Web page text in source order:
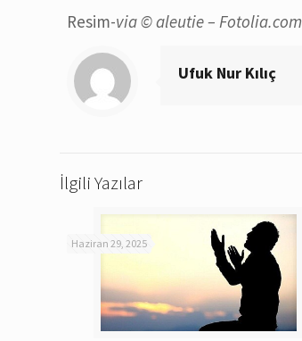
Resim-via © aleutie – Fotolia.com
Ufuk Nur Kılıç
İlgili Yazılar
Haziran 29, 2025